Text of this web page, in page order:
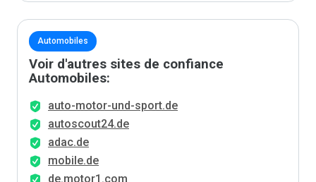
Automobiles
Voir d'autres sites de confiance
Automobiles:
auto-motor-und-sport.de
autoscout24.de
adac.de
mobile.de
de.motor1.com